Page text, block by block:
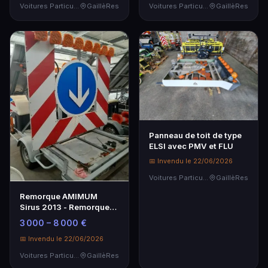
Voitures Particulières
GaillèRes
Voitures Particulières
GaillèRes
Remorque AMIMUM
Sirus 2013 - Remorque
FLU/PMV de qualité
3 000 – 8 000 €
📅 Invendu le 22/06/2026
Voitures Particulières
GaillèRes
Panneau de toit de type
ELSI avec PMV et FLU
📅 Invendu le 22/06/2026
GaillèRes